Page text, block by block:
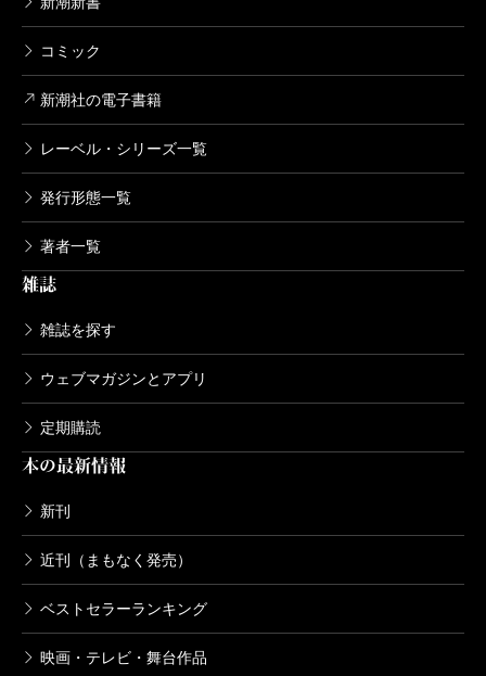
コミック
新潮社の電子書籍
レーベル・シリーズ一覧
発行形態一覧
著者一覧
雑誌
雑誌を探す
ウェブマガジンとアプリ
定期購読
本の最新情報
新刊
近刊（まもなく発売）
ベストセラーランキング
映画・テレビ・舞台作品